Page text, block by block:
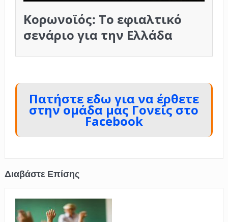
Κορωνοϊός: Το εφιαλτικό
σενάριο για την Ελλάδα
Πατήστε εδω για να έρθετε
στην ομάδα μας Γονείς στο
Facebook